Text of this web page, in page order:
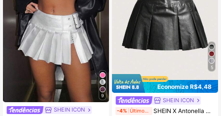
9
SHEIN ICON
5
Economize R$4,48
SHEIN ICON
-4% Últimos 2 dias SHEIN X Antonella SHEIN ICON Sólido Couro Pu Saia Plissada